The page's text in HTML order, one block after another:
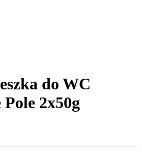
do WC
2x50g